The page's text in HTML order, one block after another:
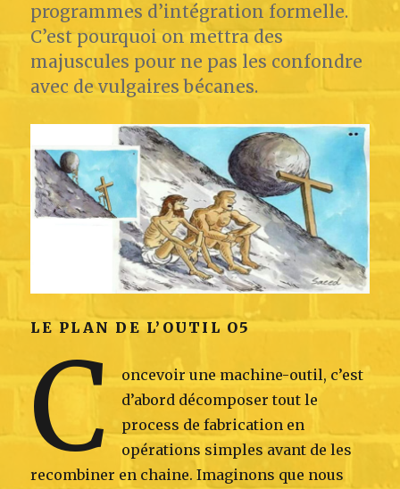
programmes d’intégration formelle.
C’est pourquoi on mettra des
majuscules pour ne pas les confondre
avec de vulgaires bécanes.
LE PLAN DE L’OUTIL O5
C
oncevoir une machine-outil, c’est
d’abord décomposer tout le
process de fabrication en
opérations simples avant de les
recombiner en chaine. Imaginons que nous